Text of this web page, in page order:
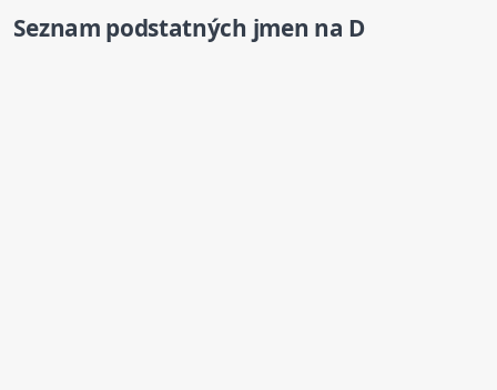
Seznam podstatných jmen na D